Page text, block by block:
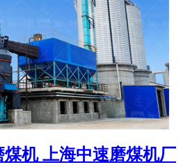
煤机 上海中速磨煤机厂